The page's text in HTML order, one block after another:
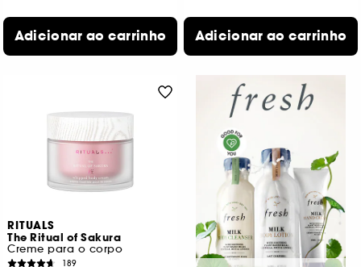
Adicionar ao carrinho Adicionar ao carrinho
RITUALS
The Ritual of Sakura
Creme para o corpo
189